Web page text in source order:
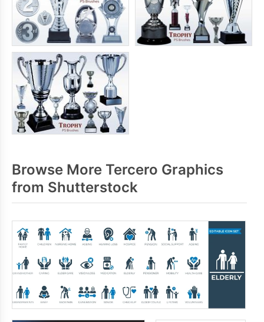
Browse More Tercero Graphics
from Shutterstock